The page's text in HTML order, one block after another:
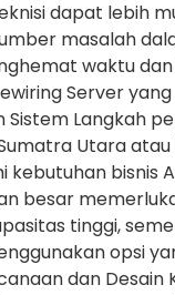
dapat lebih
masalah
waktu
Server
Sistem Langkah
Utara
bisnis
besar
tinggi,
opsi
dan Desain